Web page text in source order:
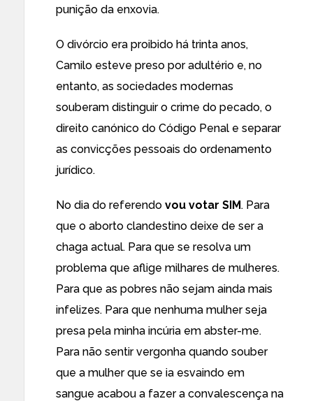
punição da enxovia.
O divórcio era proibido há trinta anos,
Camilo esteve preso por adultério e, no
entanto, as sociedades modernas
souberam distinguir o crime do pecado, o
direito canónico do Código Penal e separar
as convicções pessoais do ordenamento
jurídico.
No dia do referendo vou votar SIM. Para
que o aborto clandestino deixe de ser a
chaga actual. Para que se resolva um
problema que aflige milhares de mulheres.
Para que as pobres não sejam ainda mais
infelizes. Para que nenhuma mulher seja
presa pela minha incúria em abster-me.
Para não sentir vergonha quando souber
que a mulher que se ia esvaindo em
sangue acabou a fazer a convalescença na